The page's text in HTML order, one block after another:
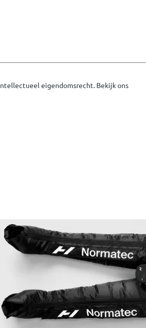
eigendomsrecht. Bekijk ons